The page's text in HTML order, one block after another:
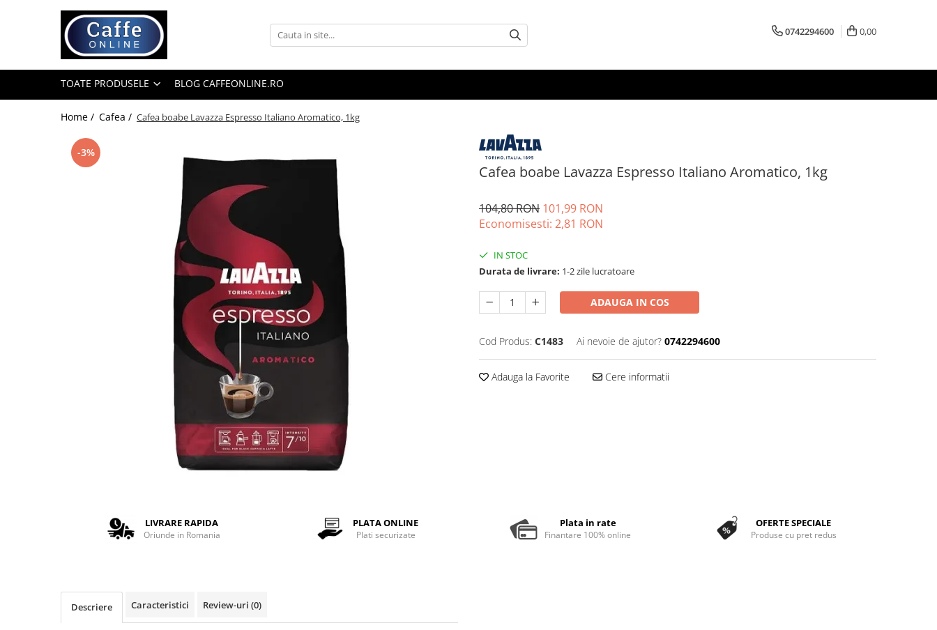
Toate Produsele
Capsule Cafea
Cafea Macinata
Cafea Instant
0742294600 0,00
TOATE PRODUSELE BLOG CAFFEONLINE.RO
Home / Cafea / Cafea boabe Lavazza Espresso Italiano Aromatico, 1kg
Cafea boabe Lavazza Espresso Italiano Aromatico, 1kg
-3%
104,80 RON 101,99 RON
Economisesti: 2,81 RON
IN STOC
Durata de livrare: 1-2 zile lucratoare
ADAUGA IN COS
Cod Produs: C1483 Ai nevoie de ajutor? 0742294600
Adauga la Favorite Cere informatii
LIVRARE RAPIDA
Oriunde in Romania
PLATA ONLINE
Plati securizate
Plata in rate
Finantare 100% online
OFERTE SPECIALE
Produse cu pret redus
Descriere Caracteristici Review-uri (0)